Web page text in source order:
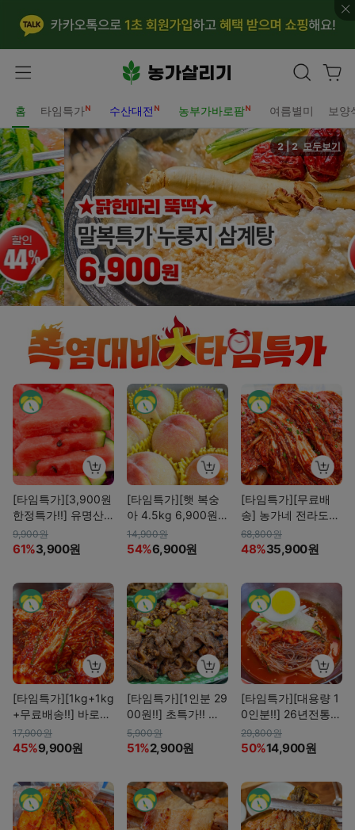
홈 타임특가 수산대전 농부가바로팜 여름별미 보양
2 | 2 모두보기
[타임특가][3,900원
한정특가!!] 유명산
지 고당도 꿀수박 한
통
9,900원
61%3,900원
[타임특가][햇 복숭
아 4.5kg 6,900원]
첫 수확! 달콤! 경북
햇복숭아(직송특가)
14,900원
54%6,900원
[타임특가][무료배
송] 농가네 전라도
재래식 포기 김치 10
kg
68,800원
48%35,900원
[타임특가][1kg+1kg
+무료배송!!] 바로담
은 전라도식 실비김
치&배추겉절이
17,900원
45%9,900원
[타임특가][1인분 29
00원!!] 초특가!! 석
쇠불고기 250g
5,900원
51%2,900원
[타임특가][대용량 1
0인분!!] 26년전통
냉면장인의 함흥냉
면 10인분 (무료배
29,800원
50%14,900원